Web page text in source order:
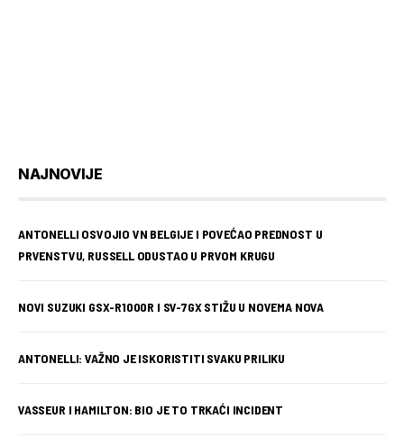
NAJNOVIJE
ANTONELLI OSVOJIO VN BELGIJE I POVEĆAO PREDNOST U
PRVENSTVU, RUSSELL ODUSTAO U PRVOM KRUGU
NOVI SUZUKI GSX-R1000R I SV-7GX STIŽU U NOVEMA NOVA
ANTONELLI: VAŽNO JE ISKORISTITI SVAKU PRILIKU
VASSEUR I HAMILTON: BIO JE TO TRKAĆI INCIDENT